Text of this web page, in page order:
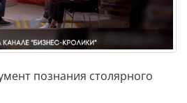
познания столярного